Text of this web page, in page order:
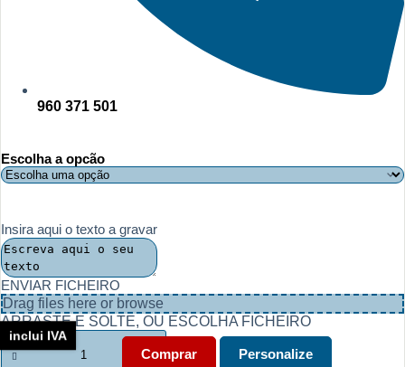
960 371 501
Escolha a opcão
Insira aqui o texto a gravar
ENVIAR FICHEIRO
Drag files here or browse
ARRASTE E SOLTE, OU ESCOLHA FICHEIRO
Quantidade
de
Comprar Personalize
inclui IVA